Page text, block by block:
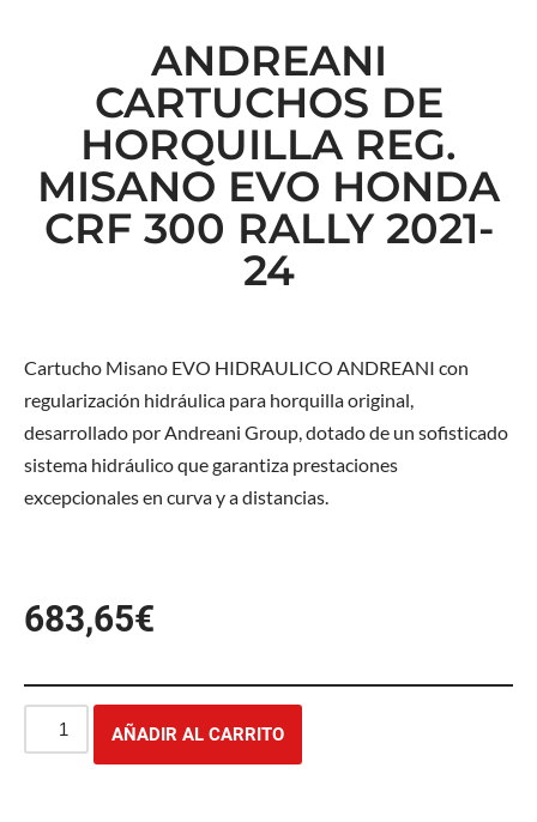
ANDREANI
CARTUCHOS DE
HORQUILLA REG.
MISANO EVO HONDA
CRF 300 RALLY 2021-
24
Cartucho Misano EVO HIDRAULICO ANDREANI con
regularización hidráulica para horquilla original,
desarrollado por Andreani Group, dotado de un sofisticado
sistema hidráulico que garantiza prestaciones
excepcionales en curva y a distancias.
683,65€
AÑADIR AL CARRITO